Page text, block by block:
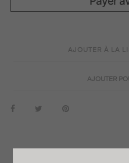
AJOUTER À LA
AJOUTER